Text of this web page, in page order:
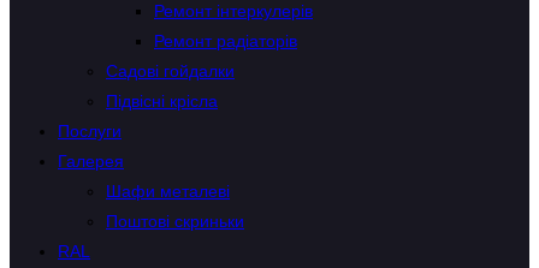
Ремонт інтеркулерів
Ремонт радіаторів
Садові гойдалки
Підвісні крісла
Послуги
Галерея
Шафи металеві
Поштові скриньки
RAL